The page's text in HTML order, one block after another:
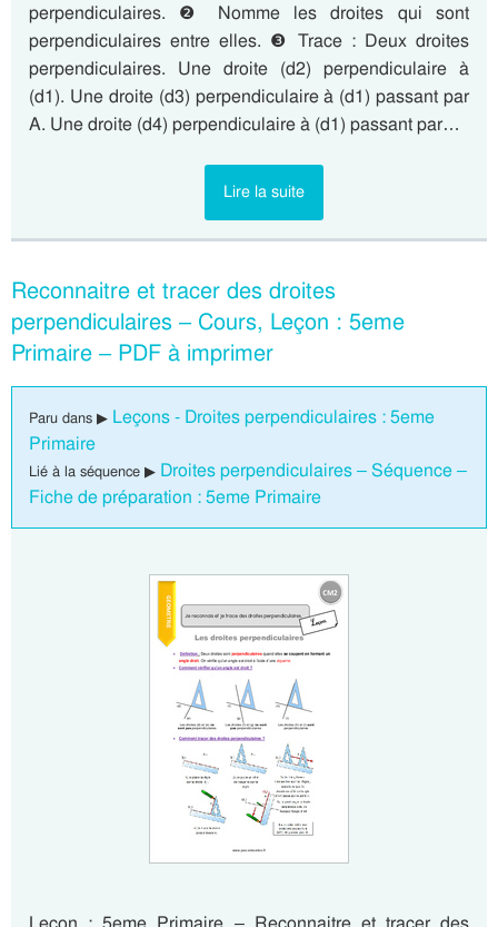
perpendiculaires. ❷ Nomme les droites qui sont
perpendiculaires entre elles. ❸ Trace : Deux droites
perpendiculaires. Une droite (d2) perpendiculaire à
(d1). Une droite (d3) perpendiculaire à (d1) passant par
A. Une droite (d4) perpendiculaire à (d1) passant par…
Lire la suite
Reconnaitre et tracer des droites
perpendiculaires – Cours, Leçon : 5eme
Primaire – PDF à imprimer
Paru dans ▶ Leçons - Droites perpendiculaires : 5eme
Primaire
Lié à la séquence ▶ Droites perpendiculaires – Séquence –
Fiche de préparation : 5eme Primaire